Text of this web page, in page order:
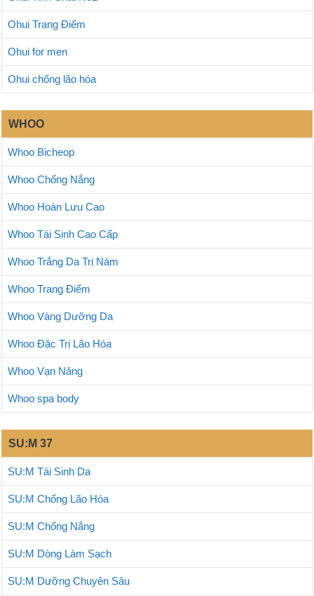
Ohui Trang Điểm
Ohui for men
Ohui chống lão hóa
WHOO
Whoo Bicheop
Whoo Chống Nắng
Whoo Hoàn Lưu Cao
Whoo Tái Sinh Cao Cấp
Whoo Trắng Da Trị Nám
Whoo Trang Điểm
Whoo Vàng Dưỡng Da
Whoo Đặc Trị Lão Hóa
Whoo Vạn Năng
Whoo spa body
SU:M 37
SU:M Tái Sinh Da
SU:M Chống Lão Hóa
SU:M Chống Nắng
SU:M Dòng Làm Sạch
SU:M Dưỡng Chuyên Sâu